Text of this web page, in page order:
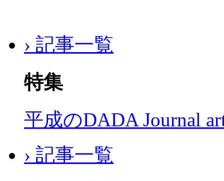
› 記事一覧
特集
平成のDADA Journal
› 記事一覧